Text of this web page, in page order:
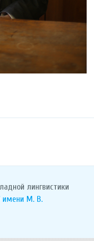
лингвистики
имени М. В.